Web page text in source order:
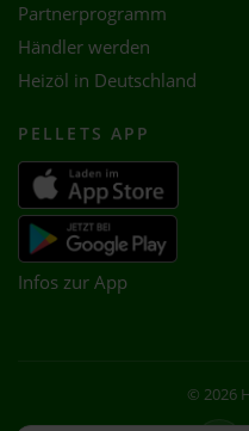
Partnerprogramm
Händler werden
Heizöl in Deutschland
PELLETS APP
Infos zur App
© 2026